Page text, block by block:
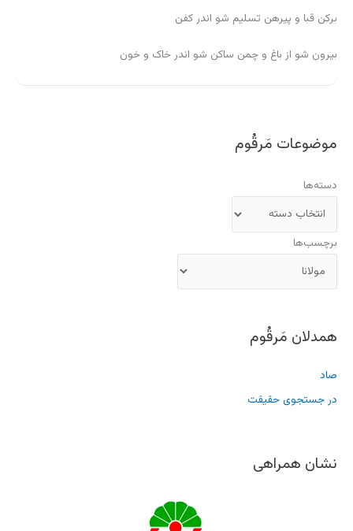
برکن قبا و پیرهن تسلیم شو اندر کفن
بیرون شو از باغ و چمن ساکن شو اندر خاک و خون
موضوعات مَرقُوم
دسته‌ها
برچسب‌ها
همدلان مَرقُوم
صاد
در جستجوی حقیقت
نشان همراهی